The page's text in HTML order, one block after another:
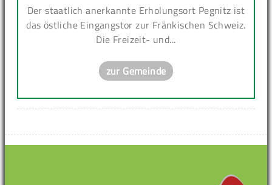
Der staatlich anerkannte Erholungsort Pegnitz ist
das östliche Eingangstor zur Fränkischen Schweiz.
Die Freizeit- und...
zur Gemeinde